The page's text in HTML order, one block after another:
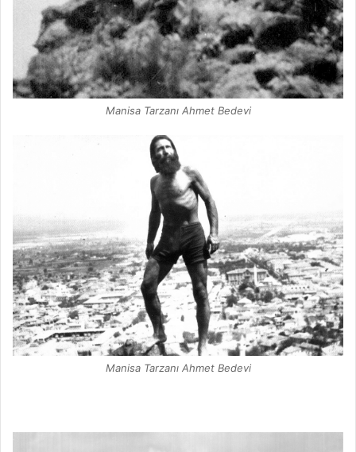
Manisa Tarzanı Ahmet Bedevi
Manisa Tarzanı Ahmet Bedevi